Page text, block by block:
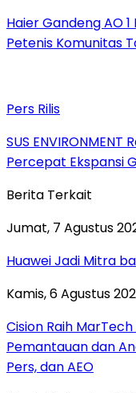
Haier Gandeng AO
Petenis Komunitas
Pers Rilis
SUS
Percepat Ekspansi
Berita Terkait
Jumat, 7 Agustus
Huawei Jadi Mitra
Kamis, 6 Agustus
Cision Raih
Pemantauan dan
Pers, dan AEO